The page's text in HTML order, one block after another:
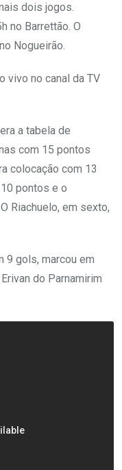
dois jogos.
no Barrettão. O
Nogueirão.
vivo no canal da TV
a tabela de
com 15 pontos
colocação com 13
pontos e o
Riachuelo, em sexto,
9 gols, marcou em
do Parnamirim